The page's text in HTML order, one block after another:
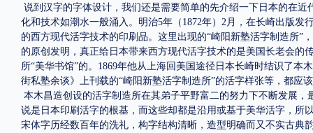
说到汉字的字体设计，我们还是需要简单的先介绍一下日本的在
化和技术如潮水一般涌入。明治5年（1872年）2月，在长崎出版发
的西方现代活字技术的印刷品。这里出现的“崎阳新塾活字制造所
的原创发明，真正给日本带来西方现代活字技术的是美国长老会的
所“美华书馆”的。1869年他从上海回美国途径日本长崎时结识了
街私塾余谈》上刊载的“崎阳新塾活字制造所”的活字样张等，都应
本木昌造创设的活字制造所在其弟子平野富二的努力下不断发展
说是日本印刷活字的根基，而这些却都是沿用或基于美华活字，
宋体字历经数百年的洗礼，构字结构清晰，造型明确而又不实古